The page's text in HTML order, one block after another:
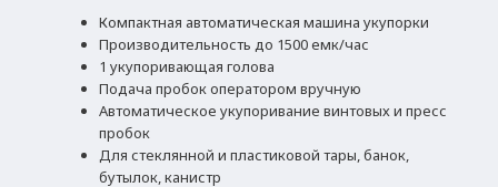
Компактная автоматическая машина укупорки
Производительность до 1500 емк/час
1 укупоривающая голова
Подача пробок оператором вручную
Автоматическое укупоривание винтовых и пресс
пробок
Для стеклянной и пластиковой тары, банок,
бутылок, канистр